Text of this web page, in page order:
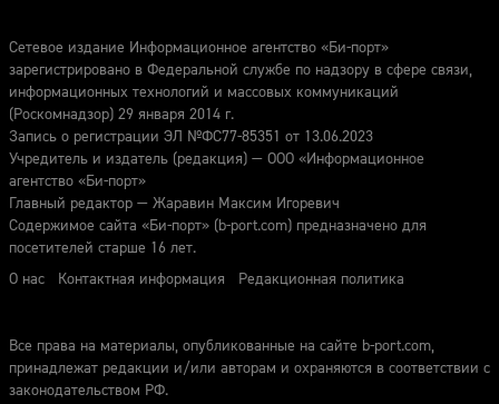
Сетевое издание Информационное агентство «Би-порт»
зарегистрировано в Федеральной службе по надзору в сфере связи,
информационных технологий и массовых коммуникаций
(Роскомнадзор) 29 января 2014 г.
Запись о регистрации ЭЛ №ФС77-85351 от 13.06.2023
Учредитель и издатель (редакция) — ООО «Информационное
агентство «Би-порт»
Главный редактор — Жаравин Максим Игоревич
Содержимое сайта «Би-порт» (b-port.com) предназначено для
посетителей старше 16 лет.
О нас
Контактная информация Редакционная политика
Все права на материалы, опубликованные на сайте b-port.com,
принадлежат редакции и/или авторам и охраняются в соответствии с
законодательством РФ.